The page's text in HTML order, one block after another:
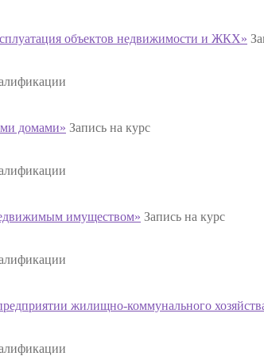
объектов недвижимости и ЖКХ»
домами» Запись на курс
имуществом» Запись на курс
жилищно-коммунального